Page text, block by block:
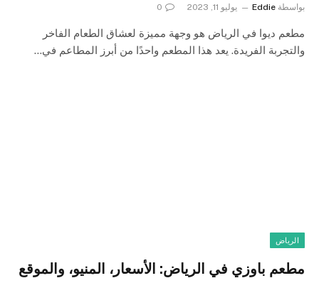
بواسطة Eddie يوليو 11, 2023 0
مطعم ديوا في الرياض هو وجهة مميزة لعشاق الطعام الفاخر
والتجربة الفريدة. يعد هذا المطعم واحدًا من أبرز المطاعم في…
الرياض
مطعم باوزي في الرياض: الأسعار، المنيو، والموقع